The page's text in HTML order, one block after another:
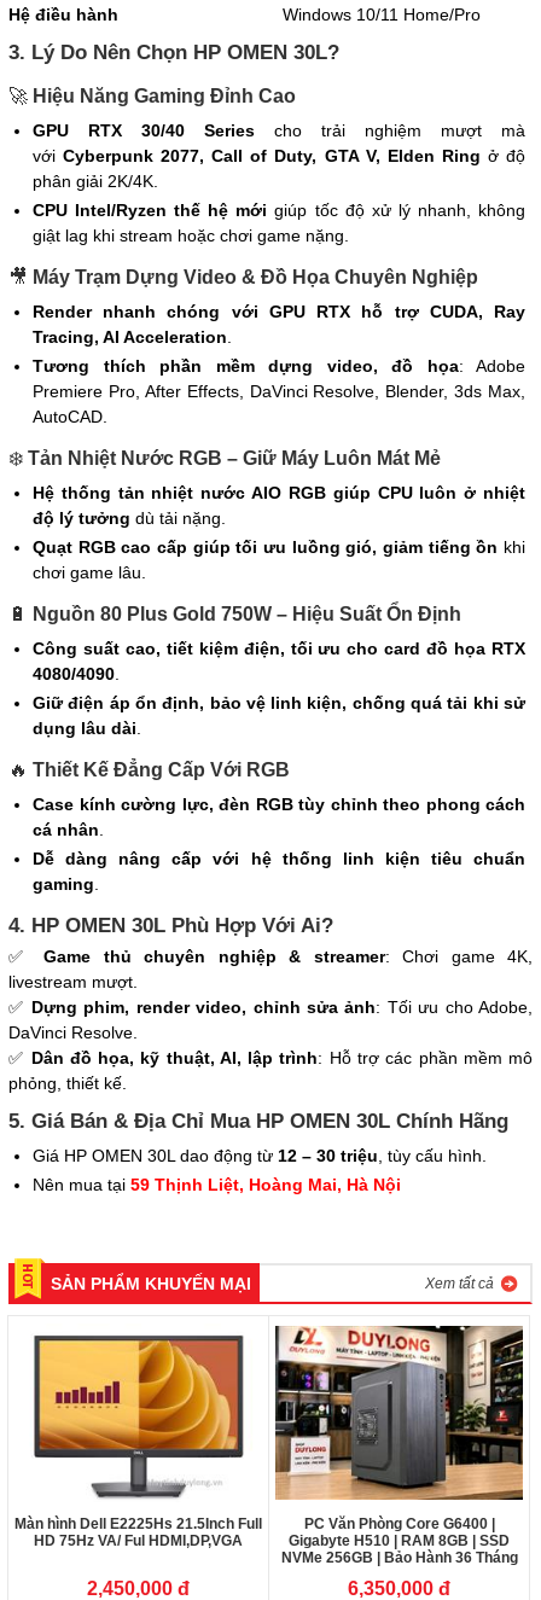
Hệ điều hành Windows 10/11 Home/Pro
3. Lý Do Nên Chọn HP OMEN 30L?
🚀 Hiệu Năng Gaming Đỉnh Cao
GPU RTX 30/40 Series
cho trải nghiệm mượt mà
với Cyberpunk 2077, Call of Duty, GTA V, Elden Ring ở độ
phân giải 2K/4K.
CPU Intel/Ryzen thế hệ mới giúp tốc độ xử lý nhanh, không
giật lag khi stream hoặc chơi game nặng.
🎥 Máy Trạm Dựng Video & Đồ Họa Chuyên Nghiệp
Render nhanh chóng với GPU RTX hỗ trợ CUDA, Ray
Tracing, AI Acceleration
Tương thích phần mềm dựng video, đồ họa: Adobe
Premiere Pro, After Effects, DaVinci Resolve, Blender, 3ds Max,
AutoCAD.
❄️ Tản Nhiệt Nước RGB – Giữ Máy Luôn Mát Mẻ
Hệ thống tản nhiệt nước AIO RGB giúp CPU luôn ở nhiệt
độ lý tưởng dù tải nặng.
Quạt RGB cao cấp giúp tối ưu luồng gió, giảm tiếng ồn khi
chơi game lâu.
🔋 Nguồn 80 Plus Gold 750W – Hiệu Suất Ổn Định
Công suất cao, tiết kiệm điện, tối ưu cho card đồ họa RTX
4080/4090
Giữ điện áp ổn định, bảo vệ linh kiện, chống quá tải khi sử
dụng lâu dài
🔥 Thiết Kế Đẳng Cấp Với RGB
Case kính cường lực, đèn RGB tùy chỉnh theo phong cách
cá nhân
Dễ dàng nâng cấp với hệ thống linh kiện tiêu chuẩn
gaming
4. HP OMEN 30L Phù Hợp Với Ai?
✅ Game thủ chuyên nghiệp & streamer: Chơi game 4K,
livestream mượt.
✅ Dựng phim, render video, chỉnh sửa ảnh: Tối ưu cho Adobe,
DaVinci Resolve.
✅ Dân đồ họa, kỹ thuật, AI, lập trình: Hỗ trợ các phần mềm mô
phỏng, thiết kế.
5. Giá Bán & Địa Chỉ Mua HP OMEN 30L Chính Hãng
Giá HP OMEN 30L dao động từ 12 – 30 triệu , tùy cấu hình.
Nên mua tại 59 Thịnh Liệt, Hoàng Mai, Hà Nội
SẢN PHẨM KHUYẾN MẠI Xem tất cả
Màn hình Dell E2225Hs 21.5Inch Full
HD 75Hz VA/ Ful HDMI,DP,VGA
2,450,000 đ
PC Văn Phòng Core G6400 |
Gigabyte H510 | RAM 8GB | SSD
NVMe 256GB | Bảo Hành 36 Tháng
6,350,000 đ